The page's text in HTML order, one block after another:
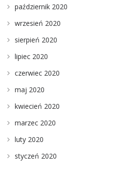
październik 2020
wrzesień 2020
sierpień 2020
lipiec 2020
czerwiec 2020
maj 2020
kwiecień 2020
marzec 2020
luty 2020
styczeń 2020